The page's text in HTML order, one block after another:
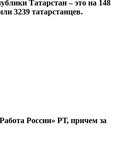
Татарстан – это на 148
3239 татарстанцев.
России» РТ, причем за